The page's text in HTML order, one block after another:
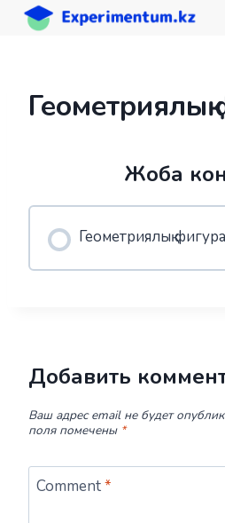
Skip
Жоба
Геометриялық
Добавить
Ваш адрес email не будет
поля помечены *
Comment*